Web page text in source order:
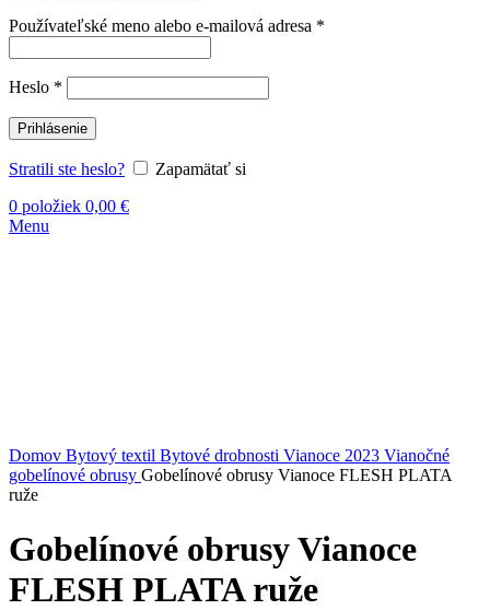
Používateľské meno alebo e-mailová adresa *
Heslo *
Prihlásenie
Stratili ste heslo?
Zapamätať si
0 položiek 0,00 €
Menu
Domov Bytový textil Bytové drobnosti Vianoce 2023 Vianočné
gobelínové obrusy Gobelínové obrusy Vianoce FLESH PLATA
ruže
Gobelínové obrusy Vianoce
FLESH PLATA ruže